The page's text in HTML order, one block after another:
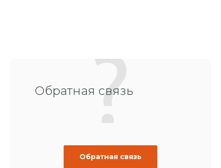
Обратная связь
Обратная связь